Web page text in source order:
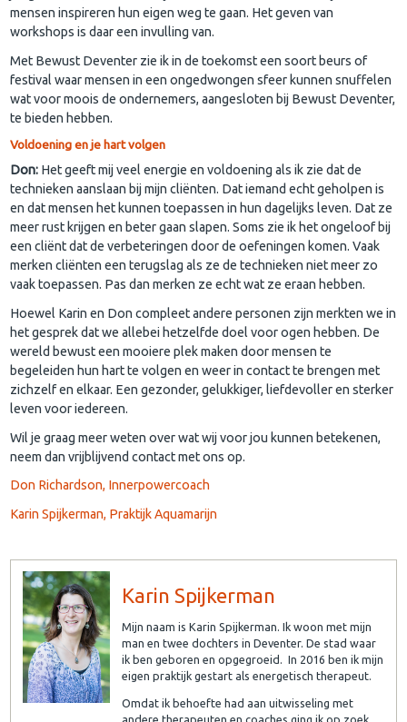
mensen inspireren hun eigen weg te gaan. Het geven van
workshops is daar een invulling van.
Met Bewust Deventer zie ik in de toekomst een soort beurs of
festival waar mensen in een ongedwongen sfeer kunnen snuffelen
wat voor moois de ondernemers, aangesloten bij Bewust Deventer,
te bieden hebben.
Voldoening en je hart volgen
Don: Het geeft mij veel energie en voldoening als ik zie dat de
technieken aanslaan bij mijn cliënten. Dat iemand echt geholpen is
en dat mensen het kunnen toepassen in hun dagelijks leven. Dat ze
meer rust krijgen en beter gaan slapen. Soms zie ik het ongeloof bij
een cliënt dat de verbeteringen door de oefeningen komen. Vaak
merken cliënten een terugslag als ze de technieken niet meer zo
vaak toepassen. Pas dan merken ze echt wat ze eraan hebben.
Hoewel Karin en Don compleet andere personen zijn merkten we in
het gesprek dat we allebei hetzelfde doel voor ogen hebben. De
wereld bewust een mooiere plek maken door mensen te
begeleiden hun hart te volgen en weer in contact te brengen met
zichzelf en elkaar. Een gezonder, gelukkiger, liefdevoller en sterker
leven voor iedereen.
Wil je graag meer weten over wat wij voor jou kunnen betekenen,
neem dan vrijblijvend contact met ons op.
Don Richardson, Innerpowercoach
Karin Spijkerman, Praktijk Aquamarijn
Karin Spijkerman
Mijn naam is Karin Spijkerman. Ik woon met mijn
man en twee dochters in Deventer. De stad waar
ik ben geboren en opgegroeid. In 2016 ben ik mijn
eigen praktijk gestart als energetisch therapeut.
Omdat ik behoefte had aan uitwisseling met